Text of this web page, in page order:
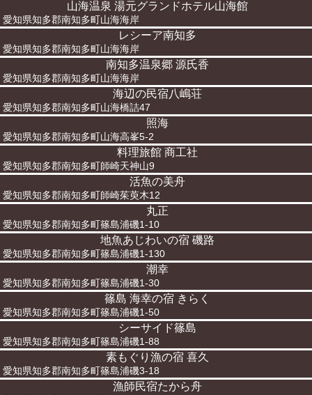
山海温泉 湯元グランドホテル山海館
愛知県知多郡南知多町山海海岸
レシーア南知多
愛知県知多郡南知多町山海海岸
南知多温泉郷 源氏香
愛知県知多郡南知多町山海海岸
海辺の民宿八嶋荘
愛知県知多郡南知多町山海橋詰47
照海
愛知県知多郡南知多町山海高峯5-2
料理旅館 商工社
愛知県知多郡南知多町師崎天神山9
活魚の美舟
愛知県知多郡南知多町師崎茱萸木12
丸正
愛知県知多郡南知多町篠島浦磯1-10
地魚あじわいの宿 磯路
愛知県知多郡南知多町篠島浦磯1-130
潮幸
愛知県知多郡南知多町篠島浦磯1-30
篠島 海幸の宿 きらく
愛知県知多郡南知多町篠島浦磯1-50
シーサイド篠島
愛知県知多郡南知多町篠島浦磯1-88
素もぐり漁の宿 喜久
愛知県知多郡南知多町篠島浦磯3-18
漁師民宿たから舟